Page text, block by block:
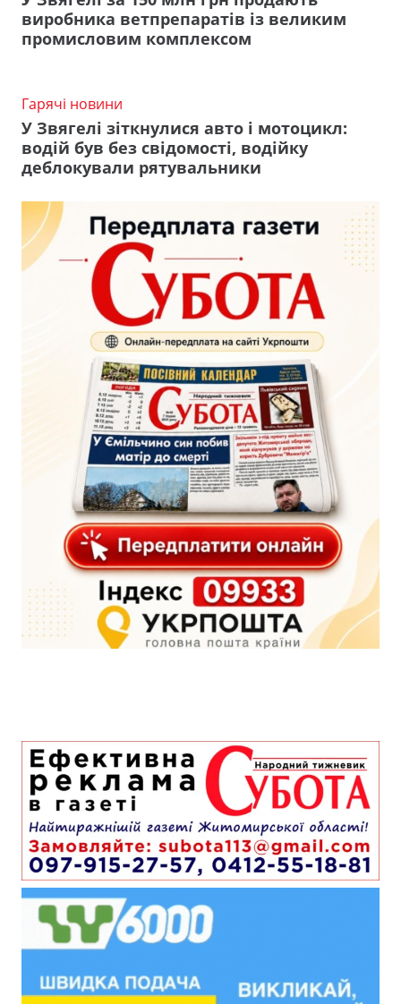
виробника ветпрепаратів із великим
промисловим комплексом
Гарячі новини
У Звягелі зіткнулися авто і мотоцикл:
водій був без свідомості, водійку
деблокували рятувальники